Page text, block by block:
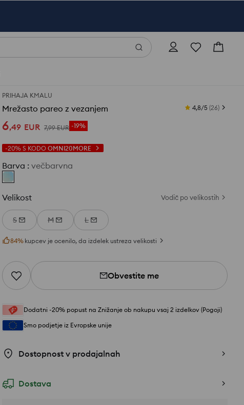
PRIHAJA KMALU
Mrežasto pareo z vezanjem 4,8/5 (26)
6,49 EUR 7,99 EUR -19%
-20% S KODO OMNI20MORE
Barva : večbarvna
Velikost Vodič po velikostih
S M L
84% kupcev je ocenilo, da izdelek ustreza velikosti
Obvestite me
Dodatni -20% popust na Znižanje ob nakupu vsaj 2 izdelkov (Pogoji)
Smo podjetje iz Evropske unije
Dostopnost v prodajalnah
Dostava